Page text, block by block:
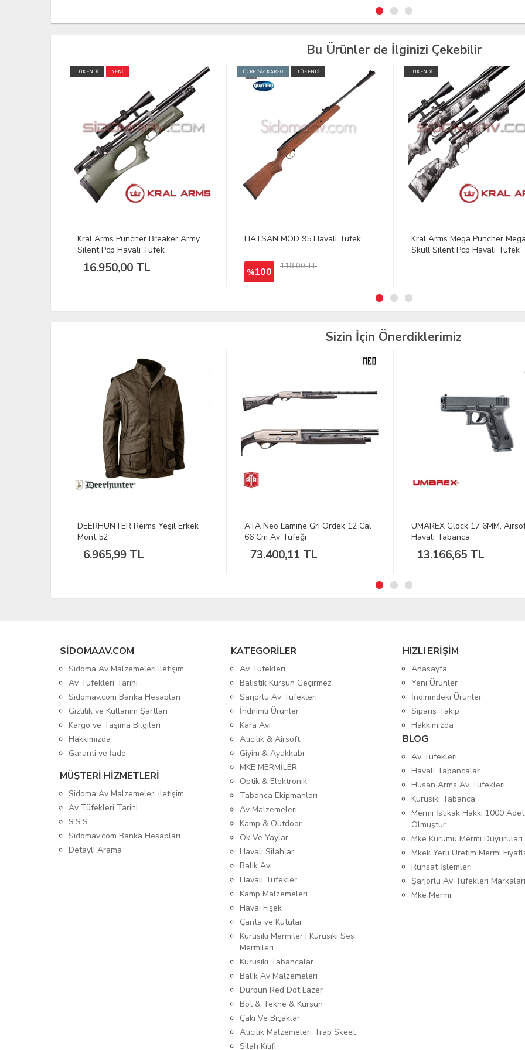
Bu Ürünler de İlginizi Çekebilir
ÜCRETSİZ KARGO
HATSAN MOD 95 Havalı Tüfek
%100 118,00 TL
TÜKENDİ
Kral Arms Mega Puncher Mega
TÜKENDİ
Kral Puncher Maxi WS Marine
Havalı Tüfek
Sizin İçin Önerdiklerimiz
ATA Neo Lamine Gri Ördek 12 Cal
66 Cm Av Tüfeği
73.400,11 TL
UMAREX Glock 17 6MM. Airsoft
Havalı Tabanca
13.166,65 TL
BLACKSPADE Termal
2. Seviye Yeşil M
839,96 TL
SIDOMAAV.COM
Sidoma Av Malzemeleri iletişim
Av Tüfekleri Tarihi
Sidomav.com Banka Hesapları
Gizlilik ve Kullanım Şartları
Kargo ve Taşıma Bilgileri
Hakkımızda
Garanti ve İade
MÜŞTERİ HİZMETLERİ
Sidoma Av Malzemeleri iletişim
Av Tüfekleri Tarihi
S.S.S.
Sidomav.com Banka Hesapları
Detaylı Arama
KATEGORİLER
Av Tüfekleri
Balistik Kurşun Geçirmez
Şarjörlü Av Tüfekleri
İndirimli Ürünler
Kara Avı
Atıcılık & Airsoft
Giyim & Ayakkabı
MKE MERMİLER
Optik & Elektronik
Tabanca Ekipmanları
Av Malzemeleri
Kamp & Outdoor
Ok Ve Yaylar
Havalı Silahlar
Balık Avı
Havalı Tüfekler
Kamp Malzemeleri
Havai Fişek
Çanta ve Kutular
Kurusıkı Mermiler | Kurusıkı Ses
Mermileri
Kurusıkı Tabancalar
Balık Av Malzemeleri
Dürbün Red Dot Lazer
Bot & Tekne & Kurşun
Çakı Ve Bıçaklar
Atıcılık Malzemeleri Trap Skeet
Silah Kılıfı
HIZLI ERİŞİM
Anasayfa
Yeni Ürünler
İndirimdeki Ürünler
Sipariş Takip
Hakkımızda
BLOG
Av Tüfekleri
Havalı Tabancalar
Husan Arms Av Tüfekleri
Kurusıkı Tabanca
Mermi İstikak Hakkı 1000 Adet
Olmuştur.
Mke Kurumu Mermi
Mkek Yerli Üretim Mermi
Ruhsat İşlemleri
Şarjörlü Av Tüfekleri Markaları
Mke Mermi